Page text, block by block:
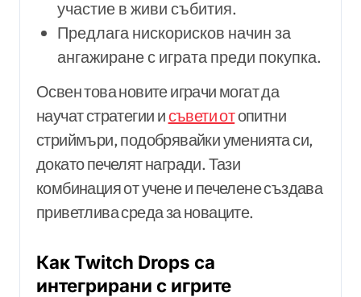
участие в живи събития.
Предлага нискорисков начин за
ангажиране с играта преди покупка.
Освен това новите играчи могат да
научат стратегии исъвети отопитни
стриймъри, подобрявайки уменията си,
докато печелят награди. Тази
комбинация от учене и печелене създава
приветлива среда за новаците.
Как Twitch Drops са
интегрирани с игрите